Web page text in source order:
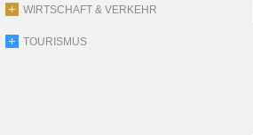
WIRTSCHAFT & VERKEHR
TOURISMUS